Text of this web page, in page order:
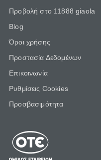
Προβολή στο 11888 giaola
Blog
Όροι χρήσης
Προστασία Δεδομένων
Επικοινωνία
Ρυθμίσεις Cookies
Προσβασιμότητα